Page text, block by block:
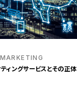
MARKETING
ィングサービスとその正体